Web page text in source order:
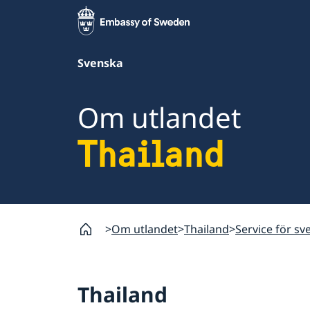
Svenska
Om utlandet
Thailand
Om utlandet Thailand Service för
Thailand